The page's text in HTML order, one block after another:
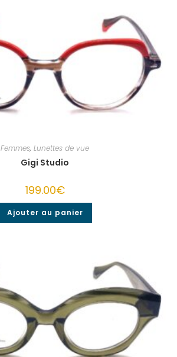
Femmes, Lunettes de vue
Gigi Studio
199.00€
Ajouter au panier